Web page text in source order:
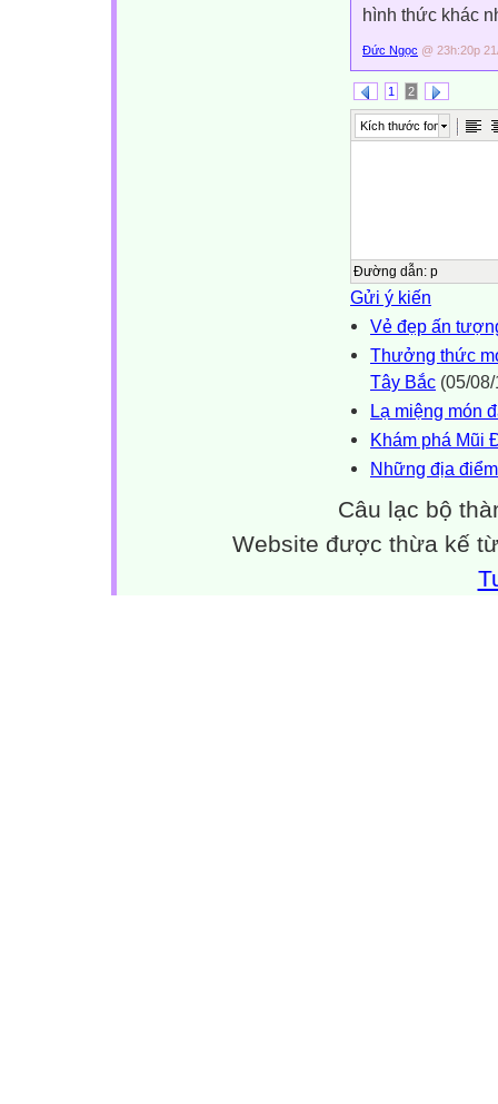
hình thức khác
Đức Ngọc @ 23h:20p
1 2
Kích thước font
Đường dẫn: p
Gửi ý kiến
Vẻ đẹp ấn
Thưởng thức
Tây Bắc (05/
Lạ miệng món
Khám phá Mũi
Những địa
Câu lạc bộ
Website được thừa kế